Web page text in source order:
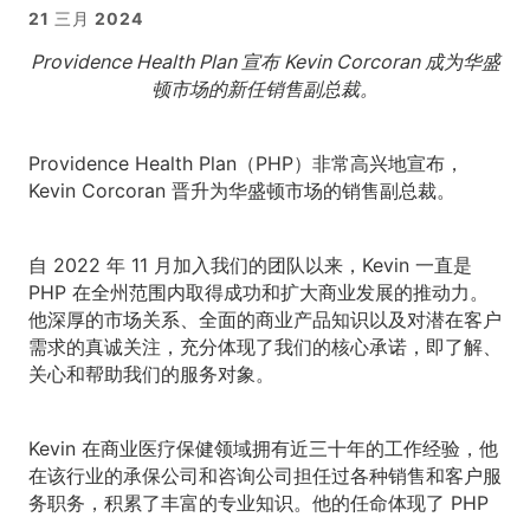
21 三月 2024
Providence Health Plan 宣布 Kevin Corcoran 成为华盛
顿市场的新任销售副总裁。
Providence Health Plan（PHP）非常高兴地宣布，
Kevin Corcoran 晋升为华盛顿市场的销售副总裁。
自 2022 年 11 月加入我们的团队以来，Kevin 一直是
PHP 在全州范围内取得成功和扩大商业发展的推动力。
他深厚的市场关系、全面的商业产品知识以及对潜在客户
需求的真诚关注，充分体现了我们的核心承诺，即了解、
关心和帮助我们的服务对象。
Kevin 在商业医疗保健领域拥有近三十年的工作经验，他
在该行业的承保公司和咨询公司担任过各种销售和客户服
务职务，积累了丰富的专业知识。他的任命体现了 PHP